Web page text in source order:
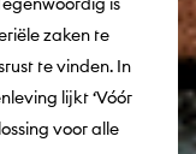
zaken te
te vinden. In
lijkt ‘Vóór
voor alle